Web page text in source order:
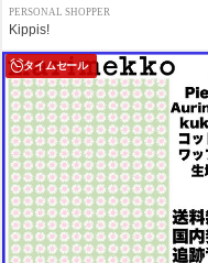
PERSONAL SHOPPER
Kippis!
タイムセール